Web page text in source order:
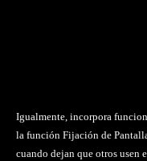
Igualmente, incorpora
la función Fijación de
cuando dejan que otros usen